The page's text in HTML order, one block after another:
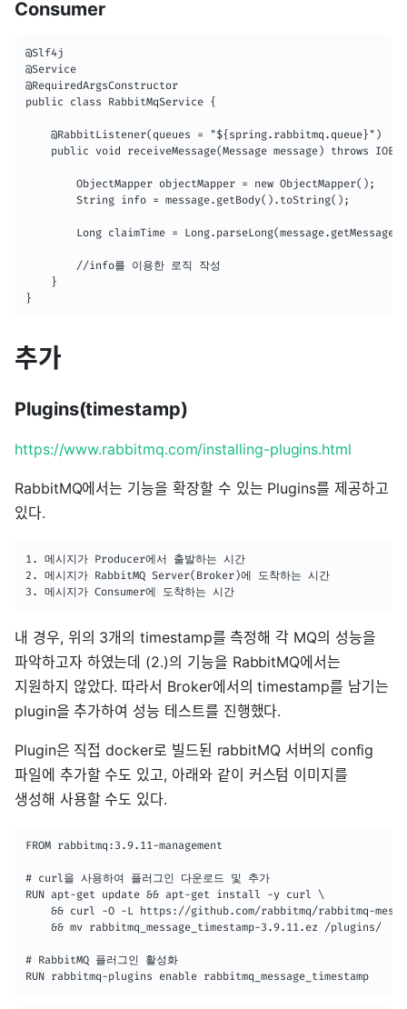
Consumer
@Slf4j
@Service
@RequiredArgsConstructor
public class RabbitMqService {
    @RabbitListener(queues = "${spring.rabbitmq.queue}")
public void receiveMessage(Message message) throws
        ObjectMapper objectMapper = new ObjectMapper();
        String info = message.getBody().toString();
Long claimTime =
    }
}
추가
Plugins(timestamp)
https://www.rabbitmq.com/installing-plugins.html
RabbitMQ에서는 기능을 확장할 수 있는 Plugins를 제공하고
있다.
1. 메시지가 Producer에서 출발하는 시간
2. 메시지가 RabbitMQ Server(Broker)에 도착하는 시간
3. 메시지가 Consumer에 도착하는 시간
내 경우, 위의 3개의 timestamp를 측정해 각 MQ의 성능을
파악하고자 하였는데 (2.)의 기능을 RabbitMQ에서는
지원하지 않았다. 따라서 Broker에서의 timestamp를 남기는
plugin을 추가하여 성능 테스트를 진행했다.
Plugin은 직접 docker로 빌드된 rabbitMQ 서버의 config
파일에 추가할 수도 있고, 아래와 같이 커스텀 이미지를
생성해 사용할 수도 있다.
FROM rabbitmq:3.9.11-management
# curl을 사용하여 플러그인 다운로드 및 추가
RUN apt-get update && apt-get install -y curl \
&& curl -O -L https://github.com/rabbitmq/rabbitmq-
    && mv rabbitmq_message_timestamp-3.9.11.ez /plugins/
# RabbitMQ 플러그인 활성화
RUN rabbitmq-plugins enable rabbitmq_message_timestamp